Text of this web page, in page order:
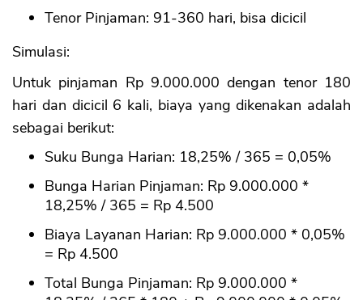
Tenor Pinjaman: 91-360 hari, bisa dicicil
Simulasi:
Untuk pinjaman Rp 9.000.000 dengan tenor 180
hari dan dicicil 6 kali, biaya yang dikenakan adalah
sebagai berikut:
Suku Bunga Harian: 18,25% / 365 = 0,05%
Bunga Harian Pinjaman: Rp 9.000.000 *
18,25% / 365 = Rp 4.500
Biaya Layanan Harian: Rp 9.000.000 * 0,05%
= Rp 4.500
Total Bunga Pinjaman: Rp 9.000.000 *